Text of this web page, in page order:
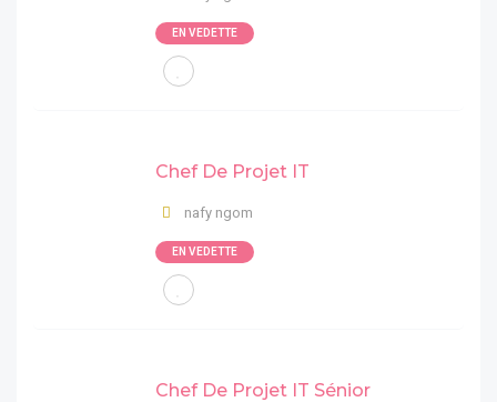
EN VEDETTE
Chef De Projet IT
nafy ngom
EN VEDETTE
Chef De Projet IT Sénior